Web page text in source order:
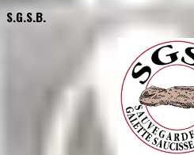
S.G.S.B.